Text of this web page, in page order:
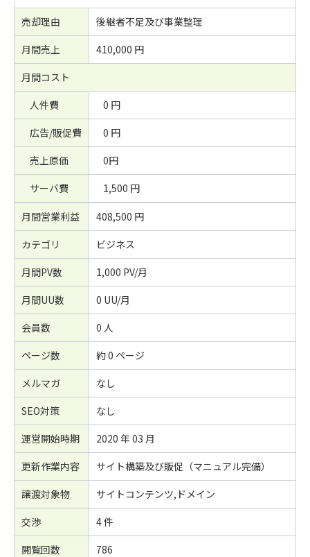
売却理由
後継者不足及び事業整理
月間売上
410,000 円
月間コスト
人件費
0 円
広告/販促費
0 円
売上原価
0円
サーバ費
1,500 円
月間営業利益
408,500 円
カテゴリ
ビジネス
月間PV数
1,000 PV/月
月間UU数
0 UU/月
会員数
0 人
ページ数
約 0 ページ
メルマガ
なし
SEO対策
なし
運営開始時期
2020 年 03 月
更新作業内容
サイト構築及び販促（マニュアル完備）
譲渡対象物
サイトコンテンツ,ドメイン
交渉
4 件
閲覧回数
786